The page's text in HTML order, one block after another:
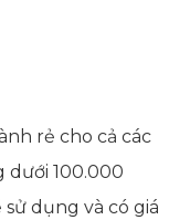
rẻ cho cả các
dưới 100.000
dụng và có giá